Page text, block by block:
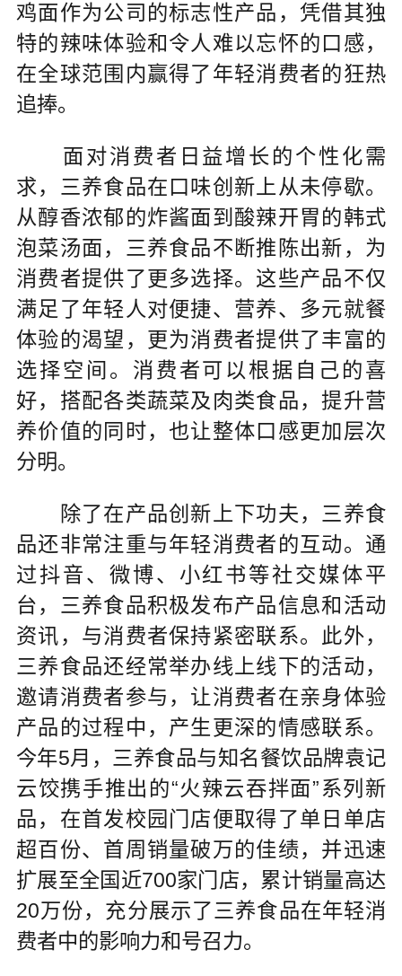
鸡面作为公司的标志性产品，凭借其独
特的辣味体验和令人难以忘怀的口感，
在全球范围内赢得了年轻消费者的狂热
追捧。
面对消费者日益增长的个性化需
求，三养食品在口味创新上从未停歇。
从醇香浓郁的炸酱面到酸辣开胃的韩式
泡菜汤面，三养食品不断推陈出新，为
消费者提供了更多选择。这些产品不仅
满足了年轻人对便捷、营养、多元就餐
体验的渴望，更为消费者提供了丰富的
选择空间。消费者可以根据自己的喜
好，搭配各类蔬菜及肉类食品，提升营
养价值的同时，也让整体口感更加层次
分明。
除了在产品创新上下功夫，三养食
品还非常注重与年轻消费者的互动。通
过抖音、微博、小红书等社交媒体平
台，三养食品积极发布产品信息和活动
资讯，与消费者保持紧密联系。此外，
三养食品还经常举办线上线下的活动，
邀请消费者参与，让消费者在亲身体验
产品的过程中，产生更深的情感联系。
今年5月，三养食品与知名餐饮品牌袁记
云饺携手推出的“火辣云吞拌面”系列新
品，在首发校园门店便取得了单日单店
超百份、首周销量破万的佳绩，并迅速
扩展至全国近700家门店，累计销量高达
20万份，充分展示了三养食品在年轻消
费者中的影响力和号召力。